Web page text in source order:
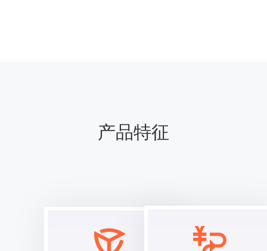
产品特征